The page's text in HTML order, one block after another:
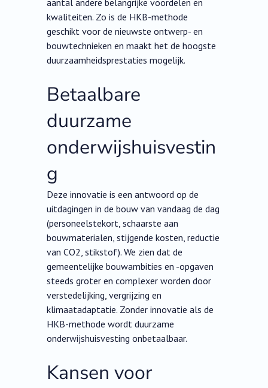
aantal andere belangrijke voordelen en
kwaliteiten. Zo is de HKB-methode
geschikt voor de nieuwste ontwerp- en
bouwtechnieken en maakt het de hoogste
duurzaamheidsprestaties mogelijk.
Betaalbare
duurzame
onderwijshuisvestin
g
Deze innovatie is een antwoord op de
uitdagingen in de bouw van vandaag de dag
(personeelstekort, schaarste aan
bouwmaterialen, stijgende kosten, reductie
van CO2, stikstof). We zien dat de
gemeentelijke bouwambities en -opgaven
steeds groter en complexer worden door
verstedelijking, vergrijzing en
klimaatadaptatie. Zonder innovatie als de
HKB-methode wordt duurzame
onderwijshuisvesting onbetaalbaar.
Kansen voor